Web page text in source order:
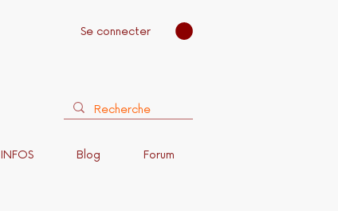
Se connecter
INFOS Blog Forum